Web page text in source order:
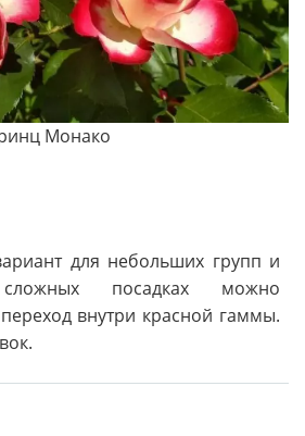
Монако
для небольших групп и
посадках можно
внутри красной гаммы.